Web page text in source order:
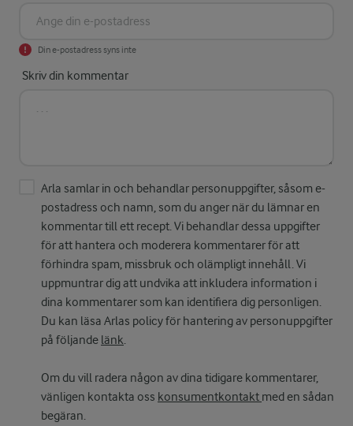
Din e-postadress syns inte
Skriv din kommentar
Arla samlar in och behandlar personuppgifter, såsom e-
postadress och namn, som du anger när du lämnar en
kommentar till ett recept. Vi behandlar dessa uppgifter
för att hantera och moderera kommentarer för att
förhindra spam, missbruk och olämpligt innehåll. Vi
uppmuntrar dig att undvika att inkludera information i
dina kommentarer som kan identifiera dig personligen.
Du kan läsa Arlas policy för hantering av personuppgifter
på följande länk.
Om du vill radera någon av dina tidigare kommentarer,
vänligen kontakta oss konsumentkontakt med en sådan
begäran.